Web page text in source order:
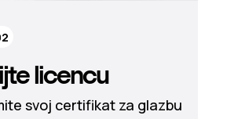
licencu
svoj certifikat za glazbu